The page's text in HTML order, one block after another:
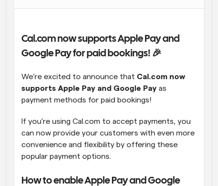
Programación potenciadda con llamadas
Mantente al día con las últimas noticias y
Reuniones Instantáneas
Enlaces de Grupo Dinámico
Reserva reuniones de forma fluida con varias personas
Webhooks
Cal.com now supports Apple Pay and
Google Pay for paid bookings! 🎉
We’re excited to announce that Cal.com now
supports Apple Pay and Google Pay as
payment methods for paid bookings!
If you’re using Cal.com to accept payments, you
can now provide your customers with even more
convenience and flexibility by offering these
popular payment options.
How to enable Apple Pay and Google